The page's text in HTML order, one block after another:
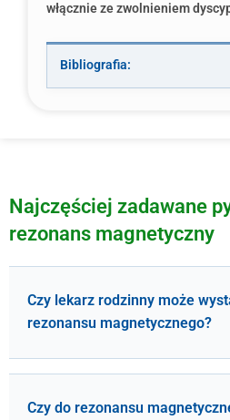
włącznie ze zwolnieniem
Bibliografia:
Najczęściej zadawane
rezonans magnetyczny
Czy lekarz rodzinny może
rezonansu magnetycznego?
Czy do rezonansu